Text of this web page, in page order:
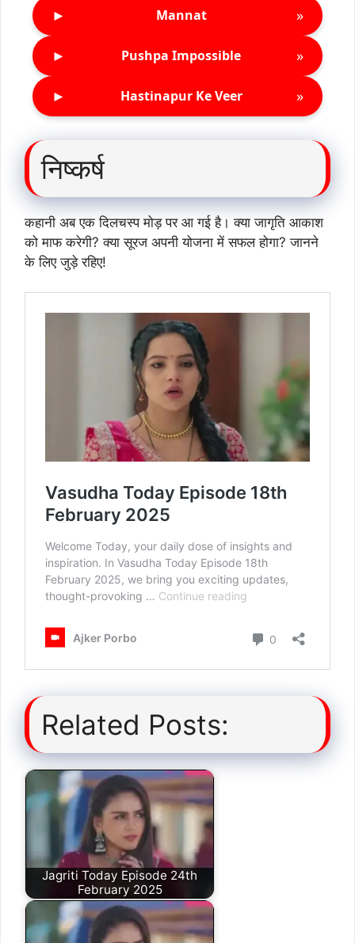
► Mannat »
► Pushpa Impossible »
► Hastinapur Ke Veer »
निष्कर्ष
कहानी अब एक दिलचस्प मोड़ पर आ गई है। क्या जागृति आकाश
को माफ करेगी? क्या सूरज अपनी योजना में सफल होगा? जानने
के लिए जुड़े रहिए!
Related Posts:
Jagriti Today Episode 24th
February 2025